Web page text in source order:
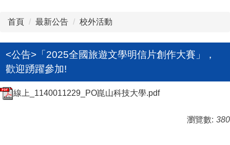
首頁 最新公告 校外活動
<公告>「2025全國旅遊文學明信片創作大賽」，
歡迎踴躍參加!
線上_1140011229_PO崑山科技大學.pdf
瀏覽數: 380